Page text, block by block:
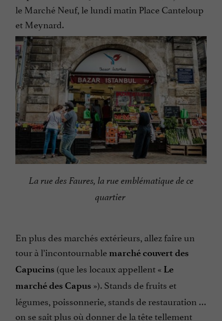
le Marché Neuf, le lundi matin Place Canteloup
et Meynard.
La rue des Faures, la rue emblématique de ce
quartier
En plus des marchés extérieurs, allez faire un
tour à l’incontournable marché couvert des
Capucins (que les locaux appellent « Le
marché des Capus »). Stands de fruits et
légumes, poissonnerie, stands de restauration …
on se sait plus où donner de la tête tellement